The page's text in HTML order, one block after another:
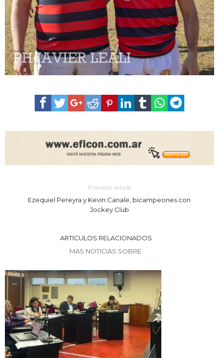
Previous article
Ezequiel Pereyra y Kevin Canale, bicampeones con
Jockey Club
ARTICULOS RELACIONADOS
MAS NOTICIAS SOBRE